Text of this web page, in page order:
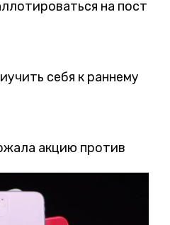
на пост
себя к раннему
акцию против